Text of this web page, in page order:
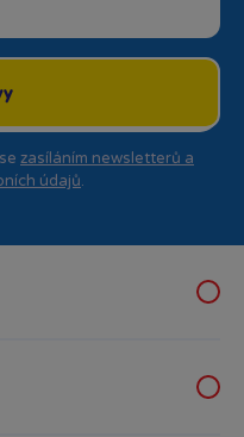
zasíláním newsletterů a
údajů.